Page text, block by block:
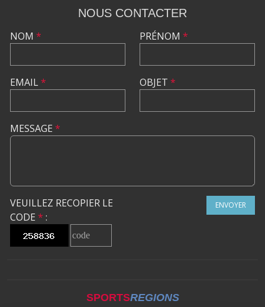
NOUS CONTACTER
NOM *
EMAIL*
PRÉNOM *
OBJET *
MESSAGE *
VEUILLEZ RECOPIER LE
CODE * :
ENVOYER
SPORTSREGIONS